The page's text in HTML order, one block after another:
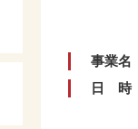
事業名
日 時